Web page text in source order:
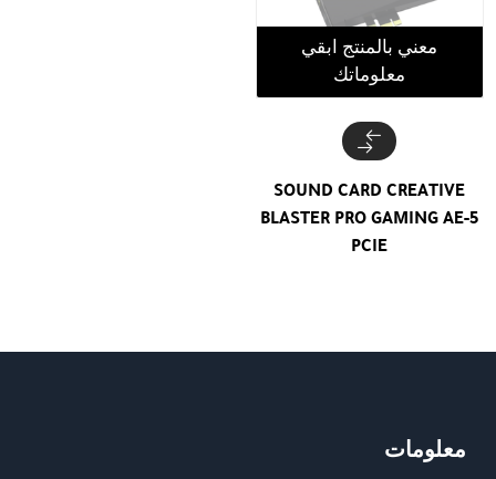
معني بالمنتج ابقي
معلوماتك
SOUND CARD CREATIVE
BLASTER PRO GAMING AE-5
PCIE
معلومات